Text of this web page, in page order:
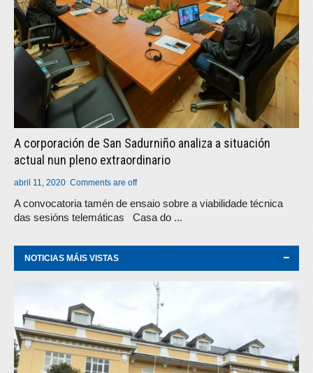
A corporación de San Sadurniño analiza a situación
actual nun pleno extraordinario
abril 11, 2020 Comments are off
A convocatoria tamén de ensaio sobre a viabilidade técnica
das sesións telemáticas Casa do ...
NOTICIAS MÁIS VISTAS